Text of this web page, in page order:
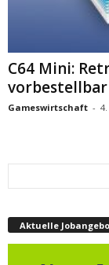
C64 Mini:
vorbestellbar
Gameswirtschaft -
Aktuelle